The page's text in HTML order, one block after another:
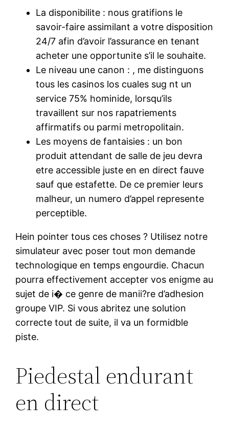
La disponibilite : nous gratifions le
savoir-faire assimilant a votre disposition
24/7 afin d’avoir l’assurance en tenant
acheter une opportunite s’il le souhaite.
Le niveau une canon : , me distinguons
tous les casinos los cuales sug nt un
service 75% hominide, lorsqu’ils
travaillent sur nos rapatriements
affirmatifs ou parmi metropolitain.
Les moyens de fantaisies : un bon
produit attendant de salle de jeu devra
etre accessible juste en en direct fauve
sauf que estafette. De ce premier leurs
malheur, un numero d’appel represente
perceptible.
Hein pointer tous ces choses ? Utilisez notre
simulateur avec poser tout mon demande
technologique en temps engourdie. Chacun
pourra effectivement accepter vos enigme au
sujet de i� ce genre de manii?re d’adhesion
groupe VIP. Si vous abritez une solution
correcte tout de suite, il va un formidble
piste.
Piedestal endurant
en direct